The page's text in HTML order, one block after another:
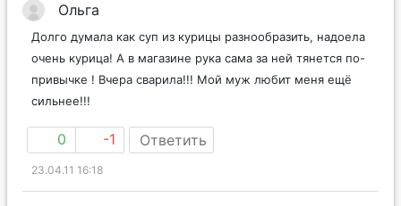
Ольга
Долго думала как суп из курицы разнообразить, надоела
очень курица! А в магазине рука сама за ней тянется по-
привычке ! Вчера сварила!!! Мой муж любит меня ещё
сильнее!!!
0 -1 Ответить
23.04.11 16:18